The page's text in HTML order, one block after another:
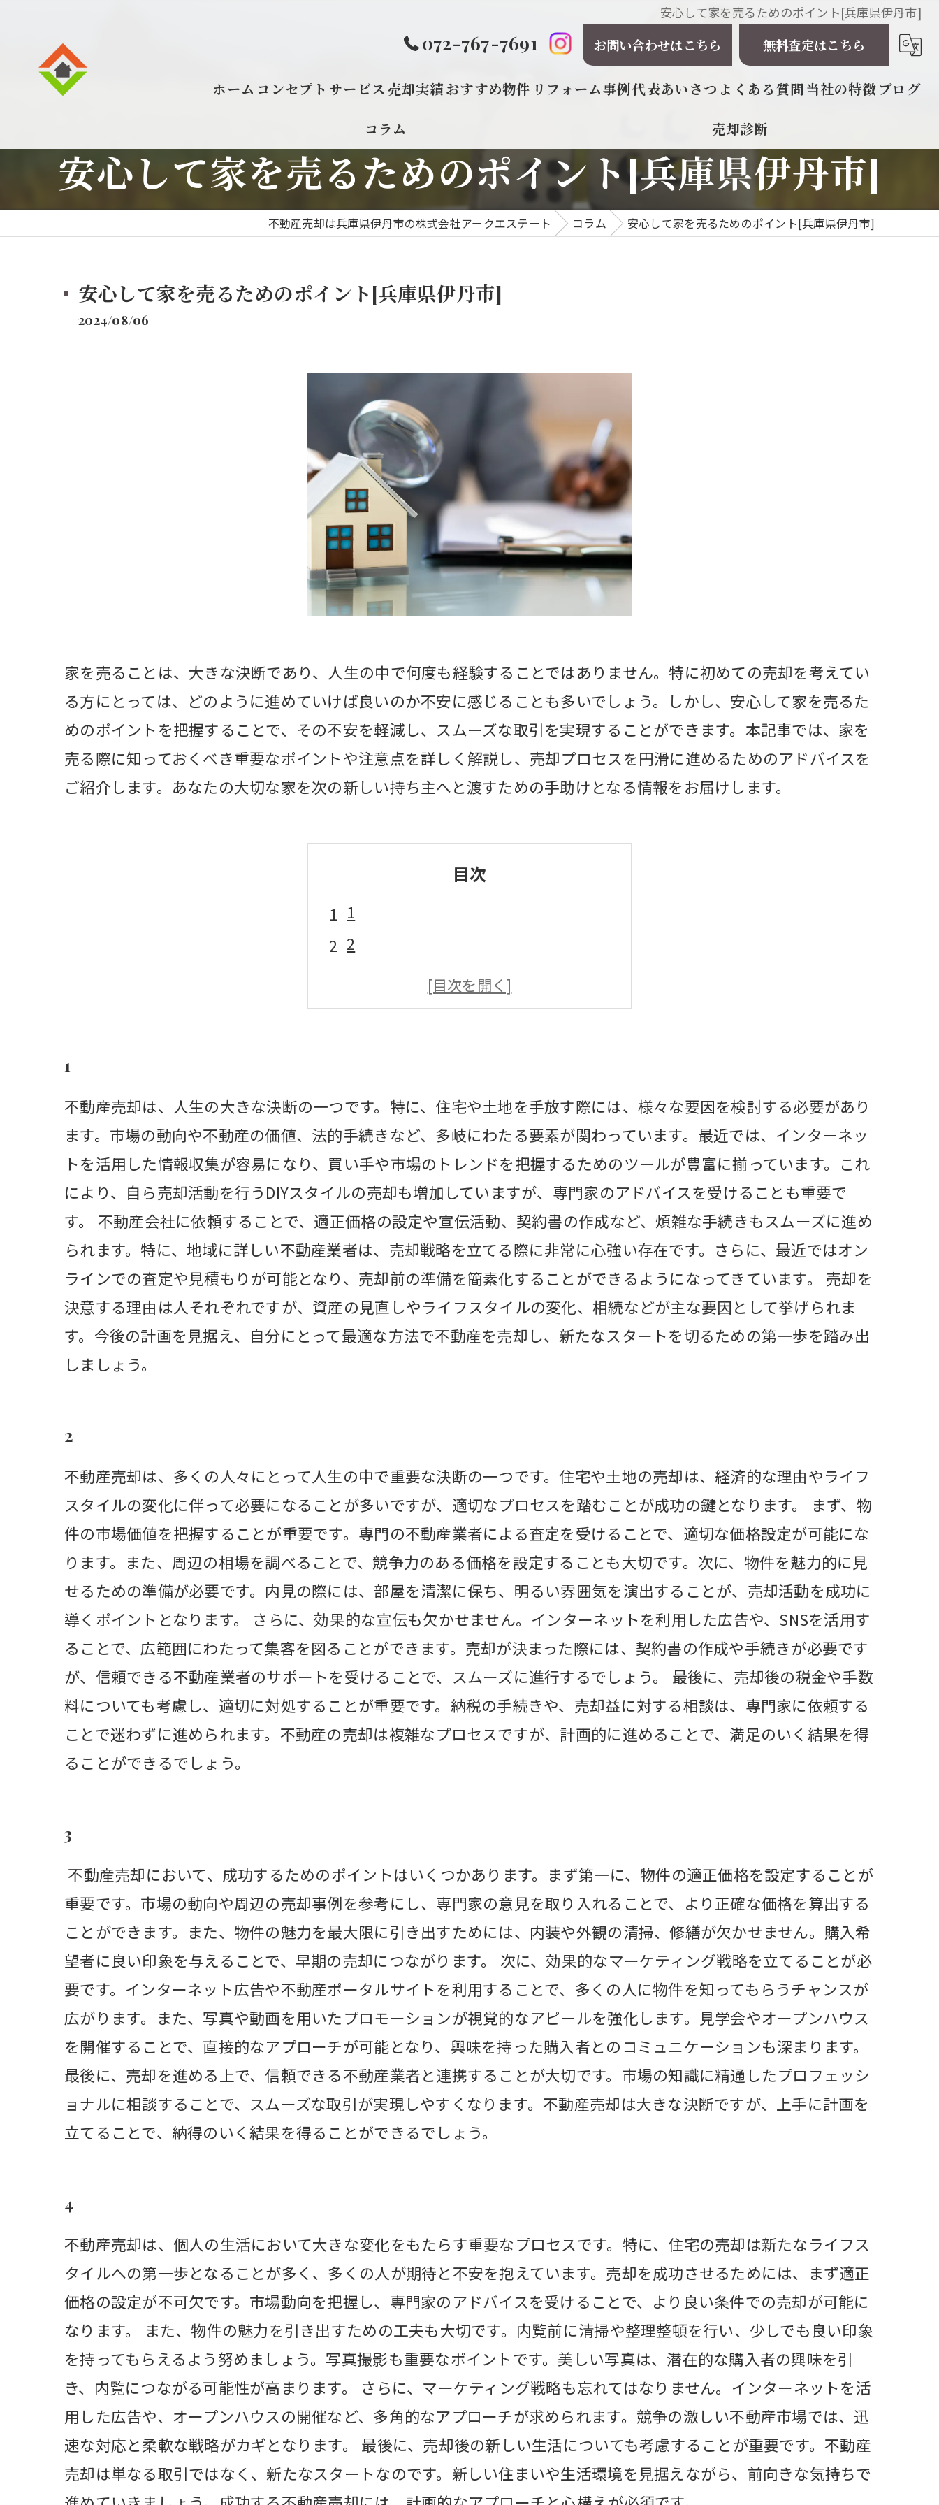
安心して家を売るためのポイント[兵庫県伊丹市]
072-767-7691 お問い合わせはこちら 無料査定はこちら
ホーム コンセプト サービス 売却実績おすすめ物件 リフォーム事例代表あいさつ よくある質問当社の特徴
戸建て
マンション
ブログ
コラム 売却診断
安心して家を売るためのポイント[兵庫県伊丹市]
不動産売却は兵庫県伊丹市の株式会社アークエステート コラム 安心して家を売るためのポイント[兵庫県伊丹市]
安心して家を売るためのポイント[兵庫県伊丹市]
2024/08/06
家を売ることは、大きな決断であり、人生の中で何度も経験することではありません。特に初めての売却を考えてい
る方にとっては、どのように進めていけば良いのか不安に感じることも多いでしょう。しかし、安心して家を売るた
めのポイントを把握することで、その不安を軽減し、スムーズな取引を実現することができます。本記事では、家を
売る際に知っておくべき重要なポイントや注意点を詳しく解説し、売却プロセスを円滑に進めるためのアドバイスを
ご紹介します。あなたの大切な家を次の新しい持ち主へと渡すための手助けとなる情報をお届けします。
目次
1
2
4
1
不動産売却は、人生の大きな決断の一つです。特に、住宅や土地を手放す際には、様々な要因を検討する必要があり
ます。市場の動向や不動産の価値、法的手続きなど、多岐にわたる要素が関わっています。最近では、インターネッ
トを活用した情報収集が容易になり、買い手や市場のトレンドを把握するためのツールが豊富に揃っています。これ
により、自ら売却活動を行うDIYスタイルの売却も増加していますが、専門家のアドバイスを受けることも重要で
す。 不動産会社に依頼することで、適正価格の設定や宣伝活動、契約書の作成など、煩雑な手続きもスムーズに進め
られます。特に、地域に詳しい不動産業者は、売却戦略を立てる際に非常に心強い存在です。さらに、最近ではオン
ラインでの査定や見積もりが可能となり、売却前の準備を簡素化することができるようになってきています。 売却を
決意する理由は人それぞれですが、資産の見直しやライフスタイルの変化、相続などが主な要因として挙げられま
す。今後の計画を見据え、自分にとって最適な方法で不動産を売却し、新たなスタートを切るための第一歩を踏み出
しましょう。
2
不動産売却は、多くの人々にとって人生の中で重要な決断の一つです。住宅や土地の売却は、経済的な理由やライフ
スタイルの変化に伴って必要になることが多いですが、適切なプロセスを踏むことが成功の鍵となります。 まず、物
件の市場価値を把握することが重要です。専門の不動産業者による査定を受けることで、適切な価格設定が可能にな
ります。また、周辺の相場を調べることで、競争力のある価格を設定することも大切です。次に、物件を魅力的に見
せるための準備が必要です。内見の際には、部屋を清潔に保ち、明るい雰囲気を演出することが、売却活動を成功に
導くポイントとなります。 さらに、効果的な宣伝も欠かせません。インターネットを利用した広告や、SNSを活用す
ることで、広範囲にわたって集客を図ることができます。売却が決まった際には、契約書の作成や手続きが必要です
が、信頼できる不動産業者のサポートを受けることで、スムーズに進行するでしょう。 最後に、売却後の税金や手数
料についても考慮し、適切に対処することが重要です。納税の手続きや、売却益に対する相談は、専門家に依頼する
ことで迷わずに進められます。不動産の売却は複雑なプロセスですが、計画的に進めることで、満足のいく結果を得
ることができるでしょう。
3
不動産売却において、成功するためのポイントはいくつかあります。まず第一に、物件の適正価格を設定することが
重要です。市場の動向や周辺の売却事例を参考にし、専門家の意見を取り入れることで、より正確な価格を算出する
ことができます。また、物件の魅力を最大限に引き出すためには、内装や外観の清掃、修繕が欠かせません。購入希
望者に良い印象を与えることで、早期の売却につながります。 次に、効果的なマーケティング戦略を立てることが必
要です。インターネット広告や不動産ポータルサイトを利用することで、多くの人に物件を知ってもらうチャンスが
広がります。また、写真や動画を用いたプロモーションが視覚的なアピールを強化します。見学会やオープンハウス
を開催することで、直接的なアプローチが可能となり、興味を持った購入者とのコミュニケーションも深まります。
最後に、売却を進める上で、信頼できる不動産業者と連携することが大切です。市場の知識に精通したプロフェッシ
ョナルに相談することで、スムーズな取引が実現しやすくなります。不動産売却は大きな決断ですが、上手に計画を
立てることで、納得のいく結果を得ることができるでしょう。
4
不動産売却は、個人の生活において大きな変化をもたらす重要なプロセスです。特に、住宅の売却は新たなライフス
タイルへの第一歩となることが多く、多くの人が期待と不安を抱えています。売却を成功させるためには、まず適正
価格の設定が不可欠です。市場動向を把握し、専門家のアドバイスを受けることで、より良い条件での売却が可能に
なります。 また、物件の魅力を引き出すための工夫も大切です。内覧前に清掃や整理整頓を行い、少しでも良い印象
を持ってもらえるよう努めましょう。写真撮影も重要なポイントです。美しい写真は、潜在的な購入者の興味を引
き、内覧につながる可能性が高まります。 さらに、マーケティング戦略も忘れてはなりません。インターネットを活
用した広告や、オープンハウスの開催など、多角的なアプローチが求められます。競争の激しい不動産市場では、迅
速な対応と柔軟な戦略がカギとなります。 最後に、売却後の新しい生活についても考慮することが重要です。不動産
売却は単なる取引ではなく、新たなスタートなのです。新しい住まいや生活環境を見据えながら、前向きな気持ちで